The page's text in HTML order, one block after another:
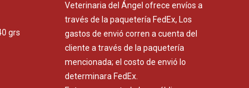
grs
Veterinaria del Ángel ofrece envíos a
través de la paquetería FedEx, Los
gastos de envió corren a cuenta del
cliente a través de la paquetería
mencionada; el costo de envió lo
determinara FedEx.